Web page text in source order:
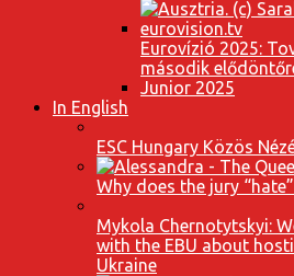
Eurovízió 2025:
második
Junior 2025
In English
ESC Hungary Közös
Why does the jury
Mykola Chernotytskyi:
with the EBU about
Ukraine